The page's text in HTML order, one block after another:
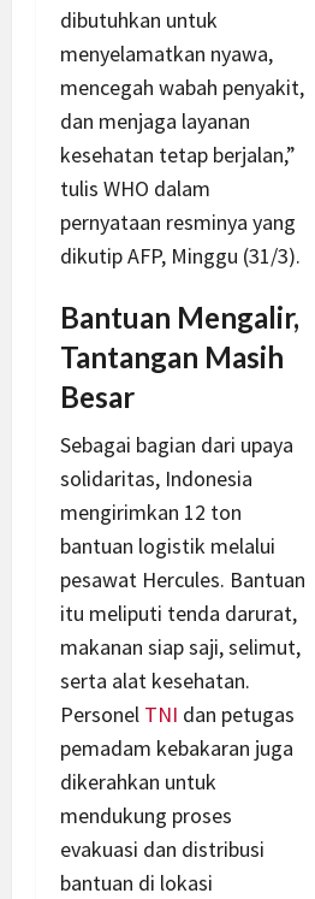
dibutuhkan untuk
menyelamatkan nyawa,
mencegah wabah penyakit,
dan menjaga layanan
kesehatan tetap berjalan,”
tulis WHO dalam
pernyataan resminya yang
dikutip AFP, Minggu (31/3).
Bantuan Mengalir,
Tantangan Masih
Besar
Sebagai bagian dari upaya
solidaritas, Indonesia
mengirimkan 12 ton
bantuan logistik melalui
pesawat Hercules. Bantuan
itu meliputi tenda darurat,
makanan siap saji, selimut,
serta alat kesehatan.
Personel TNI dan petugas
pemadam kebakaran juga
dikerahkan untuk
mendukung proses
evakuasi dan distribusi
bantuan di lokasi